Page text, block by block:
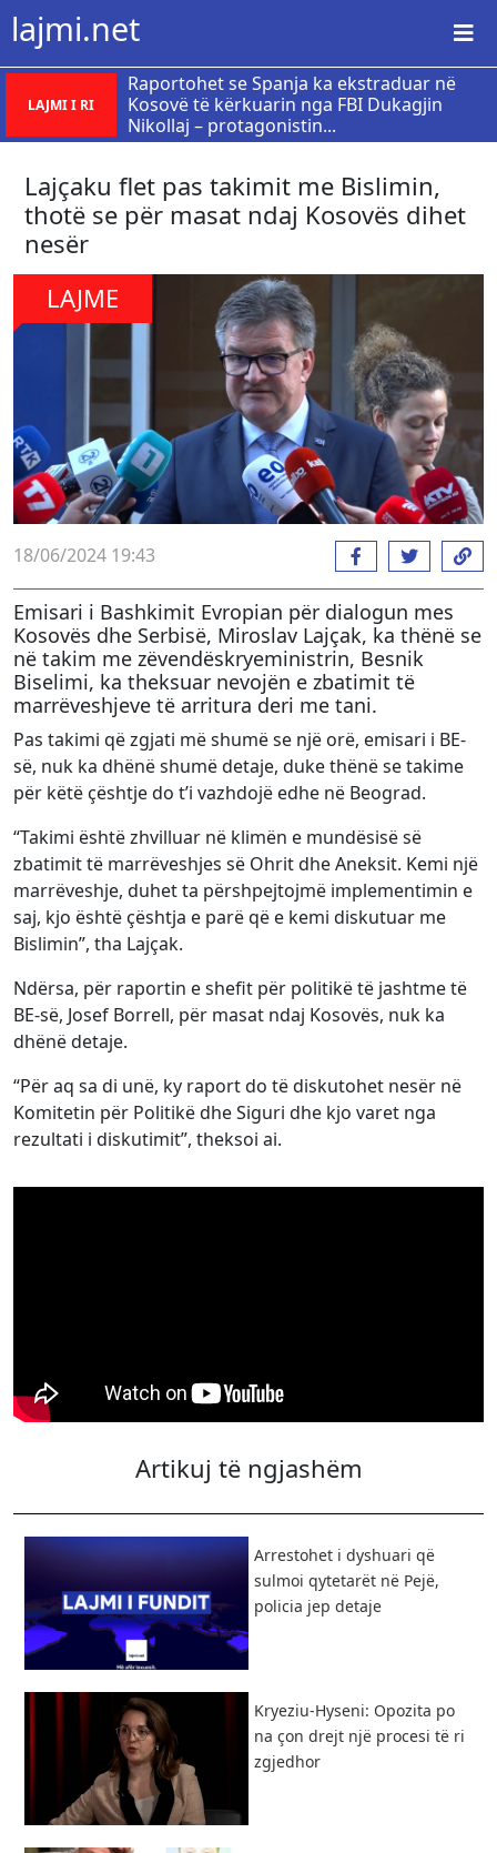
lajmi.net
LAJMI I RI
Raportohet se Spanja ka ekstraduar në
Kosovë të kërkuarin nga FBI Dukagjin
Nikollaj – protagonistin...
Lajçaku flet pas takimit me Bislimin,
thotë se për masat ndaj Kosovës dihet
nesër
LAJME
18/06/2024 19:43
Emisari i Bashkimit Evropian për dialogun mes
Kosovës dhe Serbisë, Miroslav Lajçak, ka thënë se
në takim me zëvendëskryeministrin, Besnik
Biselimi, ka theksuar nevojën e zbatimit të
marrëveshjeve të arritura deri me tani.
Pas takimi që zgjati më shumë se një orë, emisari i BE-
së, nuk ka dhënë shumë detaje, duke thënë se takime
për këtë çështje do t’i vazhdojë edhe në Beograd.
“Takimi është zhvilluar në klimën e mundësisë së
zbatimit të marrëveshjes së Ohrit dhe Aneksit. Kemi një
marrëveshje, duhet ta përshpejtojmë implementimin e
saj, kjo është çështja e parë që e kemi diskutuar me
Bislimin”, tha Lajçak.
Ndërsa, për raportin e shefit për politikë të jashtme të
BE-së, Josef Borrell, për masat ndaj Kosovës, nuk ka
dhënë detaje.
“Për aq sa di unë, ky raport do të diskutohet nesër në
Komitetin për Politikë dhe Siguri dhe kjo varet nga
rezultati i diskutimit”, theksoi ai.
Artikuj të ngjashëm
Arrestohet i dyshuari që
sulmoi qytetarët në Pejë,
policia jep detaje
Kryeziu-Hyseni: Opozita po
na çon drejt një procesi të ri
zgjedhor